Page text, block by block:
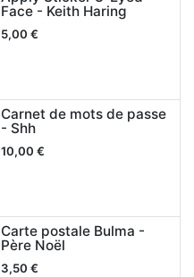
Face - Keith Haring
5,00 €
Carnet de mots de passe
- Shh
10,00 €
Carte postale Bulma -
Père Noël
3,50 €